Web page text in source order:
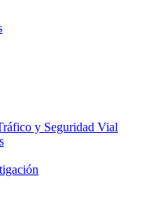
y Seguridad Vial